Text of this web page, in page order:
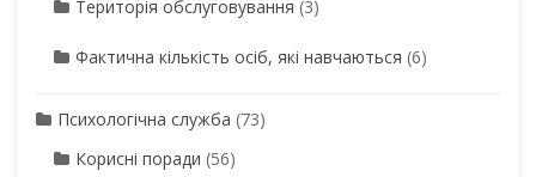
Територія обслуговування (3)
Фактична кількість осіб, які навчаються (6)
Психологічна служба (73)
Корисні поради (56)